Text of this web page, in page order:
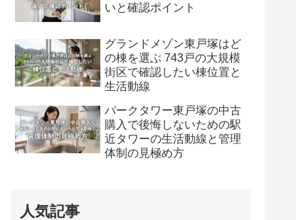
いと確認ポイント
グランドメゾン東戸塚はど
の棟を選ぶ 743戸の大規模
街区で確認したい棟位置と
生活動線
パークタワー東戸塚の中古
購入で後悔しないための駅
近タワーの生活動線と管理
体制の見極め方
人気記事